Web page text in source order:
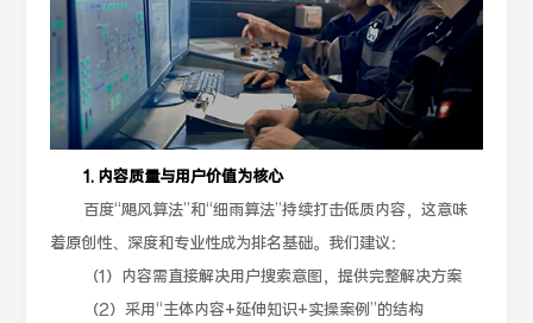
1. 内容质量与用户价值为核心
百度“飓风算法”和“细雨算法”持续打击低质内容，这意味
着原创性、深度和专业性成为排名基础。我们建议：
（1）内容需直接解决用户搜索意图，提供完整解决方案
（2）采用“主体内容+延伸知识+实操案例”的结构